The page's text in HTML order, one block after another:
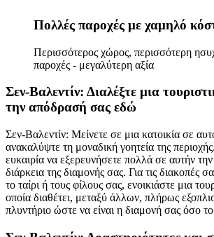
Πολλές παροχές με χαμηλό
Περισσότερος χώρος, περισσότερη
παροχές - μεγαλύτερη αξία
Σεν-Βαλεντίν: Διαλέξτε μια
την απόδρασή σας εδώ
Σεν-Βαλεντίν: Μείνετε σε μια κατοικία σε
ανακαλύψτε τη μοναδική γοητεία της
ευκαιρία να εξερευνήσετε πολλά σε αυτήν
διάρκεια της διαμονής σας. Για τις διακοπές
το ταίρι ή τους φίλους σας, ενοικιάστε μια
οποία διαθέτει, μεταξύ άλλων, πλήρως
πλυντήριο ώστε να είναι η διαμονή σας όσο